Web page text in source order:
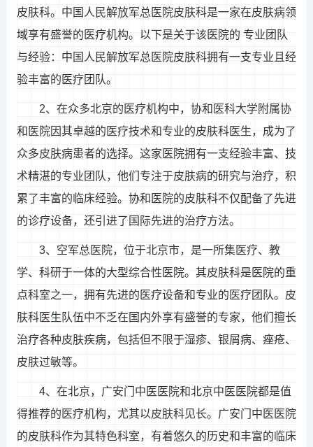
皮肤科。中国人民解放军总医院皮肤科是一家在皮肤病领
域享有盛誉的医疗机构。以下是关于该医院的 专业团队
与经验：中国人民解放军总医院皮肤科拥有一支专业且经
验丰富的医疗团队。
2、在众多北京的医疗机构中，协和医科大学附属协
和医院因其卓越的医疗技术和专业的皮肤科医生，成为了
众多皮肤病患者的选择。这家医院拥有一支经验丰富、技
术精湛的专业团队，他们专注于皮肤病的研究与治疗，积
累了丰富的临床经验。协和医院的皮肤科不仅配备了先进
的诊疗设备，还引进了国际先进的治疗方法。
3、空军总医院，位于北京市，是一所集医疗、教
学、科研于一体的大型综合性医院。其皮肤科是医院的重
点科室之一，拥有先进的医疗设备和专业的医疗团队。皮
肤科医生队伍中不乏在国内外享有盛誉的专家，他们擅长
治疗各种皮肤疾病，包括但不限于湿疹、银屑病、痤疮、
皮肤过敏等。
4、在北京，广安门中医医院和北京中医医院都是值
得推荐的医疗机构，尤其以皮肤科见长。广安门中医医院
的皮肤科作为其特色科室，有着悠久的历史和丰富的临床